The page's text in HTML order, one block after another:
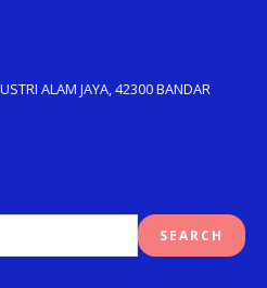
ALAM JAYA, 42300 BANDAR
SEARCH